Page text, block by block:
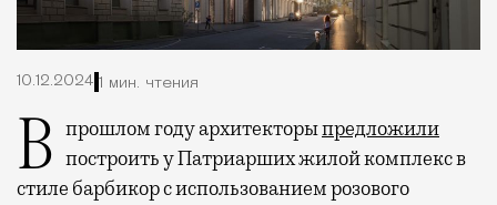
10.12.2024 1 мин. чтения
В прошлом году архитекторыпредложили
построить у Патриарших жилой комплекс в
стиле барбикор с использованием розового